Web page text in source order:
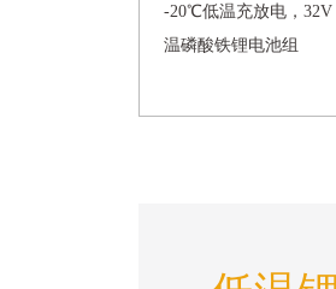
-20℃低温充放电，32V
温磷酸铁锂电池组